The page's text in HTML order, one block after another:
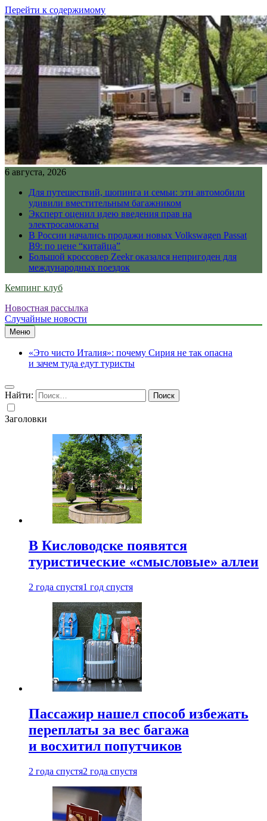
Перейти к содержимому
6 августа, 2026
Для путешествий, шопинга и семьи: эти автомобили
удивили вместительным багажником
Эксперт оценил идею введения прав на
электросамокаты
В России начались продажи новых Volkswagen Passat
B9: по цене “китайца”
Большой кроссовер Zeekr оказался непригоден для
международных поездок
Кемпинг клуб
Новостная рассылка
Случайные новости
Меню
«Это чисто Италия»: почему Сирия не так опасна
и зачем туда едут туристы
Найти:
Заголовки
В Кисловодске появятся
туристические «смысловые» аллеи
2 года спустя1 год спустя
Пассажир нашел способ избежать
переплаты за вес багажа
и восхитил попутчиков
2 года спустя2 года спустя